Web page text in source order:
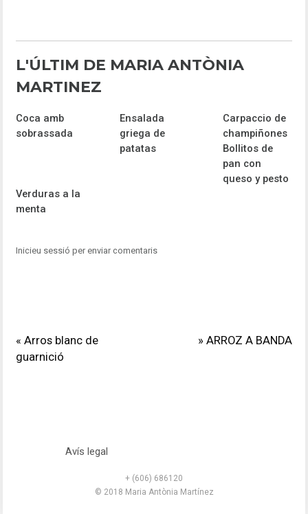
L'ÚLTIM DE MARIA ANTÒNIA
MARTINEZ
Coca amb
sobrassada
Ensalada
griega de
patatas
Carpaccio de
champiñones
Bollitos de
pan con
queso y pesto
Verduras a la
menta
Inicieu sessió per enviar comentaris
« Arros blanc de
guarnició
» ARROZ A BANDA
Avís legal
+ (606) 686120
© 2018 Maria Antònia Martínez